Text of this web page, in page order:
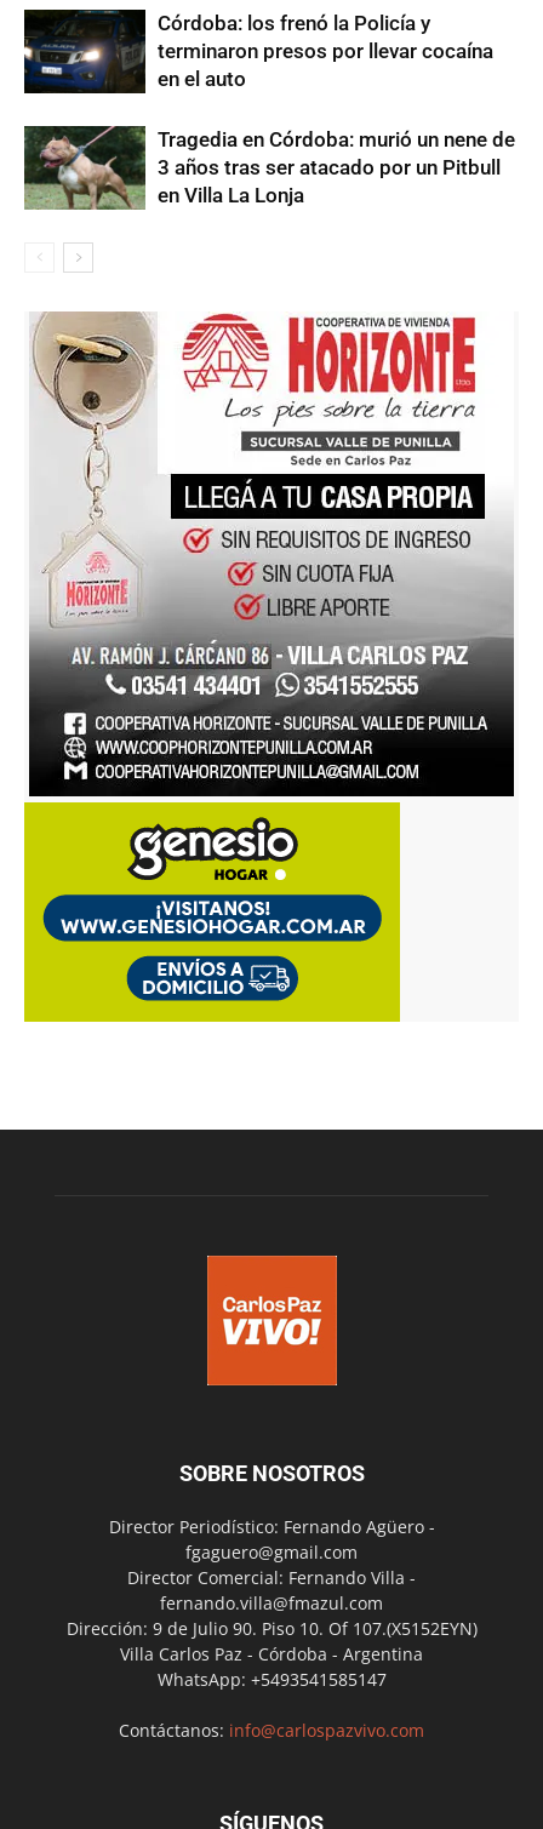
Córdoba: los frenó la Policía y
terminaron presos por llevar cocaína
en el auto
Tragedia en Córdoba: murió un nene de
3 años tras ser atacado por un Pitbull
en Villa La Lonja
SOBRE NOSOTROS
Director Periodístico: Fernando Agüero -
fgaguero@gmail.com
Director Comercial: Fernando Villa -
fernando.villa@fmazul.com
Dirección: 9 de Julio 90. Piso 10. Of 107.(X5152EYN)
Villa Carlos Paz - Córdoba - Argentina
WhatsApp: +5493541585147
Contáctanos: info@carlospazvivo.com
SÍGUENOS